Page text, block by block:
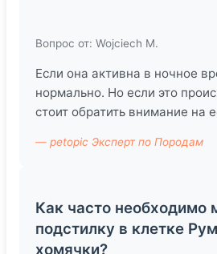
Вопрос от: Wojciech M.
Если она активна в ночное
нормально. Но если это
стоит обратить внимание на
— petopic Эксперт по Породам
Как часто необходимо
подстилку в клетке
хомячки?